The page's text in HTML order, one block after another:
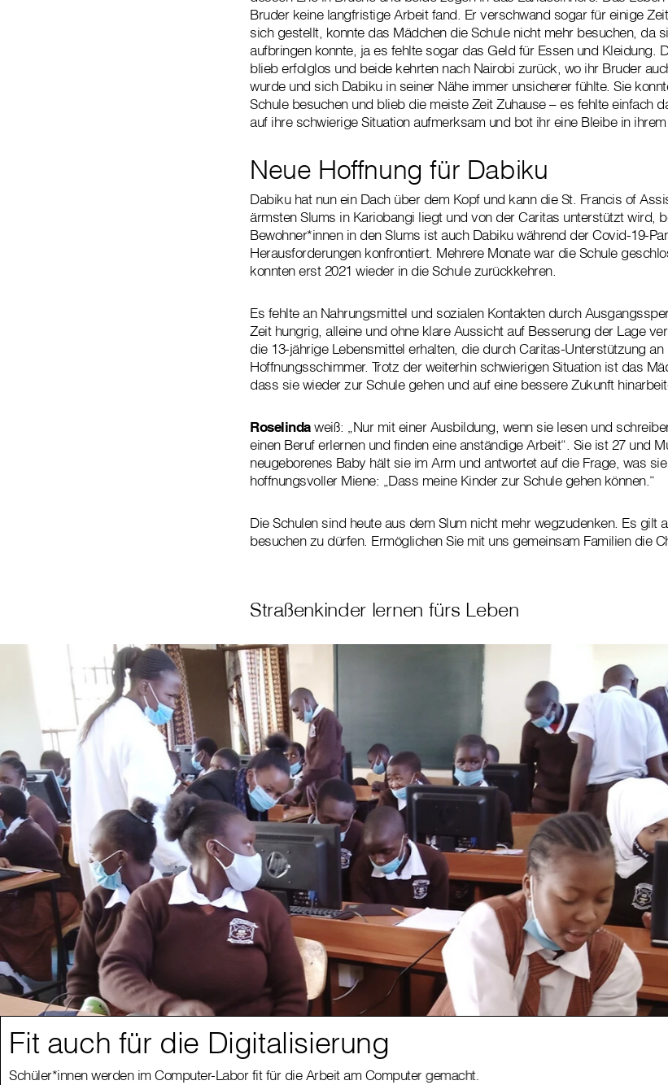
Bruder keine langfristige Arbeit fand. Er verschwand sogar für einige
sich gestellt, konnte das Mädchen die Schule nicht mehr besuchen, da
aufbringen konnte, ja es fehlte sogar das Geld für Essen und Kleidung.
blieb erfolglos und beide kehrten nach Nairobi zurück, wo ihr Bruder
wurde und sich Dabiku in seiner Nähe immer unsicherer fühlte. Sie
Schule besuchen und blieb die meiste Zeit Zuhause – es fehlte einfach
auf ihre schwierige Situation aufmerksam und bot ihr eine Bleibe in ihrem
Neue Hoffnung für Dabiku
Dabiku hat nun ein Dach über dem Kopf und kann die St. Francis of
ärmsten Slums in Kariobangi liegt und von der Caritas unterstützt wird,
Bewohner*innen in den Slums ist auch Dabiku während der Covid-19-
Herausforderungen konfrontiert. Mehrere Monate war die Schule
konnten erst 2021 wieder in die Schule zurückkehren.
Es fehlte an Nahrungsmittel und sozialen Kontakten durch
Zeit hungrig, alleine und ohne klare Aussicht auf Besserung der Lage
die 13-jährige Lebensmittel erhalten, die durch Caritas-Unterstützung
Hoffnungsschimmer. Trotz der weiterhin schwierigen Situation ist das
dass sie wieder zur Schule gehen und auf eine bessere Zukunft
Roselindaweiß: „Nur mit einer Ausbildung, wenn sie lesen und
einen Beruf erlernen und finden eine anständige Arbeit“. Sie ist 27 und
neugeborenes Baby hält sie im Arm und antwortet auf die Frage, was
hoffnungsvoller Miene: „Dass meine Kinder zur Schule gehen können.“
Die Schulen sind heute aus dem Slum nicht mehr wegzudenken. Es gilt
besuchen zu dürfen. Ermöglichen Sie mit uns gemeinsam Familien die
Straßenkinder lernen fürs Leben
Fit auch für die Digitalisierung
Schüler*innen werden im Computer-Labor fit für die Arbeit am Computer gemacht.